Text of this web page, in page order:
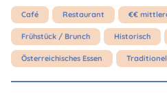
Café Restaurant €€
Frühstück / Brunch Historisch
Österreichisches Essen